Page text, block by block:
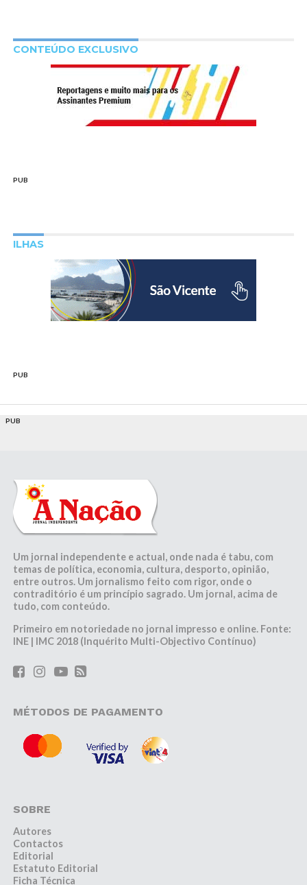
CONTEÚDO EXCLUSIVO
PUB
ILHAS
PUB
PUB
Um jornal independente e actual, onde nada é tabu, com
temas de política, economia, cultura, desporto, opinião,
entre outros. Um jornalismo feito com rigor, onde o
contraditório é um princípio sagrado. Um jornal, acima de
tudo, com conteúdo.
Primeiro em notoriedade no jornal impresso e online. Fonte:
INE | IMC 2018 (Inquérito Multi-Objectivo Contínuo)
MÉTODOS DE PAGAMENTO
SOBRE
Autores
Contactos
Editorial
Estatuto Editorial
Ficha Técnica